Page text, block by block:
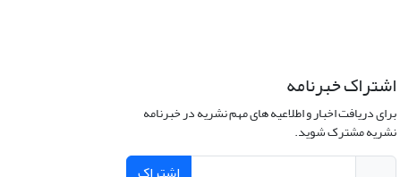
اشتراک خبرنامه
برای دریافت اخبار و اطلاعیه های مهم نشریه در خبرنامه
نشریه مشترک شوید.